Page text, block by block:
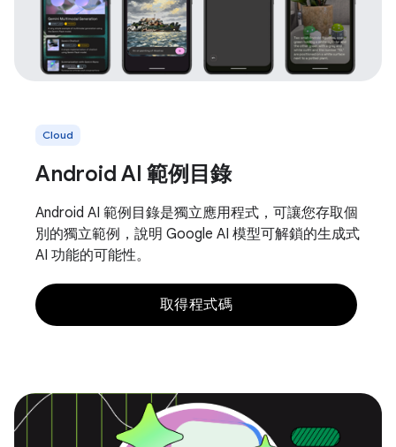
Cloud
Android AI 範例目錄
Android AI 範例目錄是獨立應用程式，可讓您存取個
別的獨立範例，說明 Google AI 模型可解鎖的生成式
AI 功能的可能性。
取得程式碼